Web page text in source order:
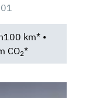
km* •
CO2*